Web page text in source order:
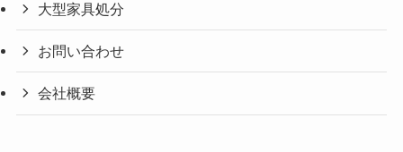
大型家具処分
お問い合わせ
会社概要